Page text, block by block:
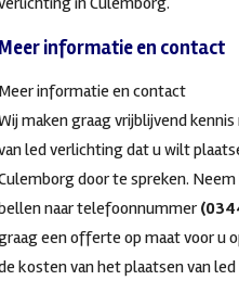
informatie en contact
informatie en contact
maken graag vrijblijvend
led verlichting dat u wilt
door te spreken.
naar telefoonnummer
een offerte op maat voor u
kosten van het plaatsen van